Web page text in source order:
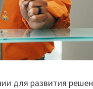
для развития